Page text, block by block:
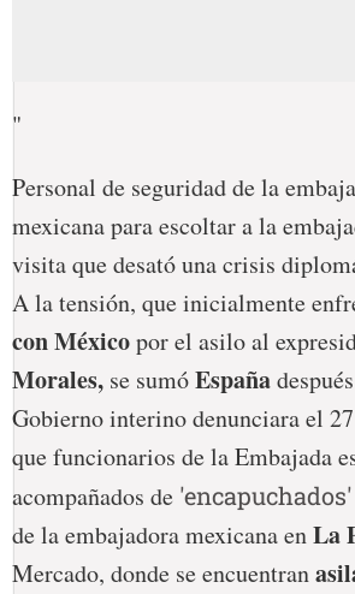
"
Personal de seguridad de la
mexicana para escoltar a la
visita que desató una crisis
A la tensión, que inicialmente
con Méxicopor el asilo al
Morales, se sumóEspaña
Gobierno interino denunciara el
que funcionarios de la Embajada
acompañados de 'encapuchados'
de la embajadora mexicana enLa
Mercado, donde se encuentran